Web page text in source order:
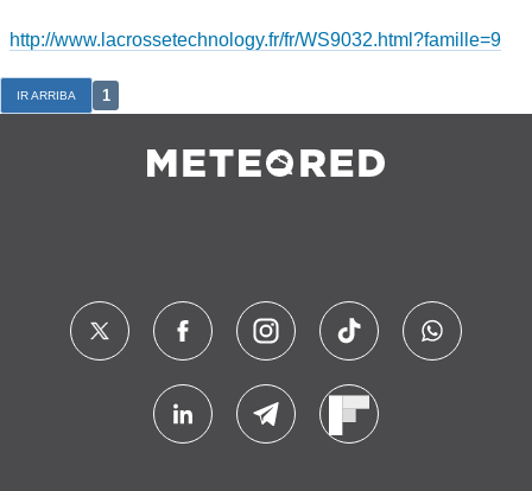
http://www.lacrossetechnology.fr/fr/WS9032.html?famille=9
IR ARRIBA 1